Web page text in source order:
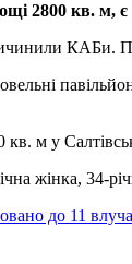
2800 кв. м, є
КАБи.
м у
жінка, 34-
до 11